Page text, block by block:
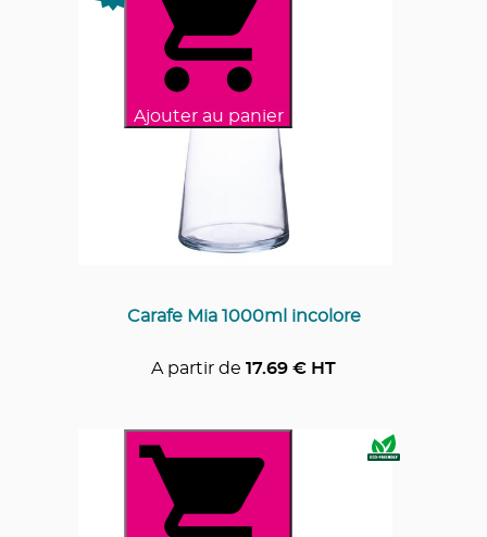
Ajouter au panier
Carafe Mia 1000ml incolore
A partir de 17.69 € HT